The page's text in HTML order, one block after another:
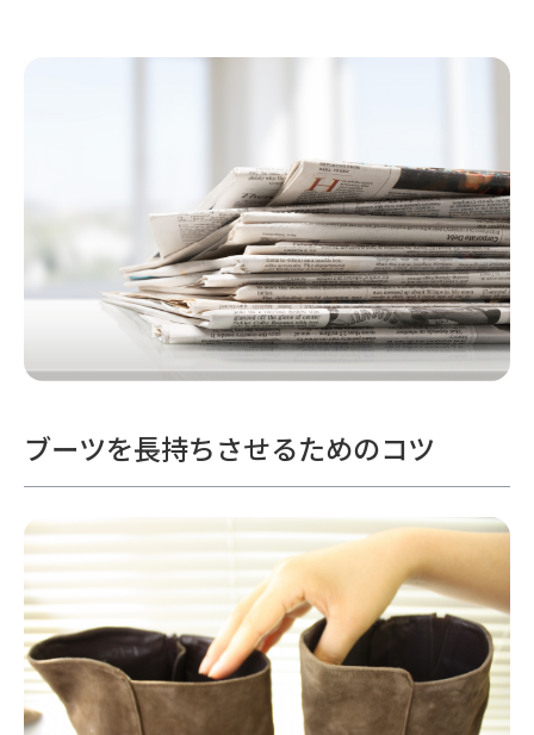
ブーツを長持ちさせるためのコツ